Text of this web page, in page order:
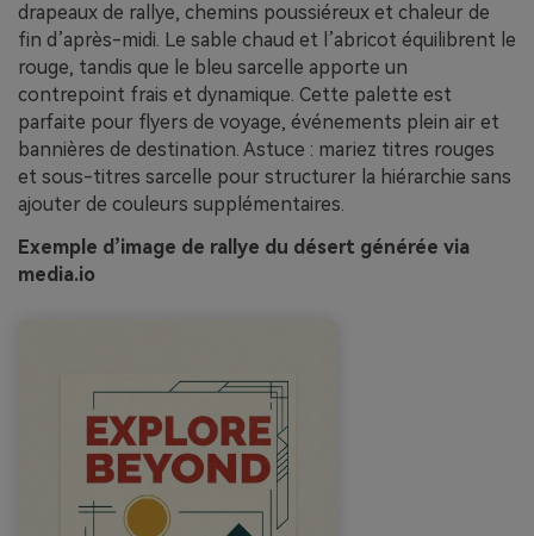
drapeaux de rallye, chemins poussiéreux et chaleur de
fin d’après-midi. Le sable chaud et l’abricot équilibrent le
rouge, tandis que le bleu sarcelle apporte un
contrepoint frais et dynamique. Cette palette est
parfaite pour flyers de voyage, événements plein air et
bannières de destination. Astuce : mariez titres rouges
et sous-titres sarcelle pour structurer la hiérarchie sans
ajouter de couleurs supplémentaires.
Exemple d’image de rallye du désert générée via
media.io